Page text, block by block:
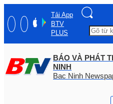
Tải App
BTV
PLUS
BÁO VÀ PHÁT
NINH
Bac Ninh